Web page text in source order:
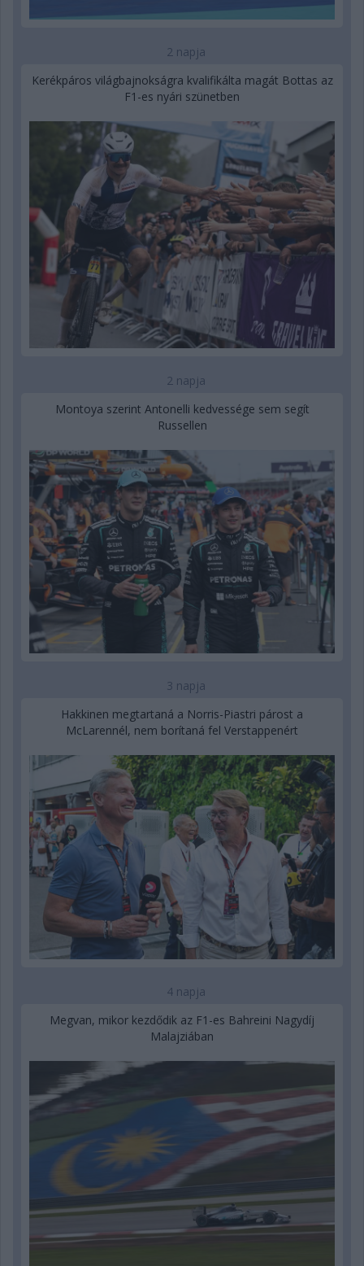
2 napja
Kerékpáros világbajnokságra kvalifikálta magát Bottas az
F1-es nyári szünetben
2 napja
Montoya szerint Antonelli kedvessége sem segít
Russellen
3 napja
Hakkinen megtartaná a Norris-Piastri párost a
McLarennél, nem borítaná fel Verstappenért
4 napja
Megvan, mikor kezdődik az F1-es Bahreini Nagydíj
Malajziában